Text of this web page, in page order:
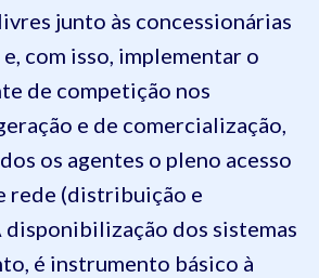
junto às concessionárias
e, com isso, implementar o
de competição nos
e de comercialização,
os agentes o pleno acesso
rede (distribuição e
disponibilização dos sistemas
é instrumento básico à